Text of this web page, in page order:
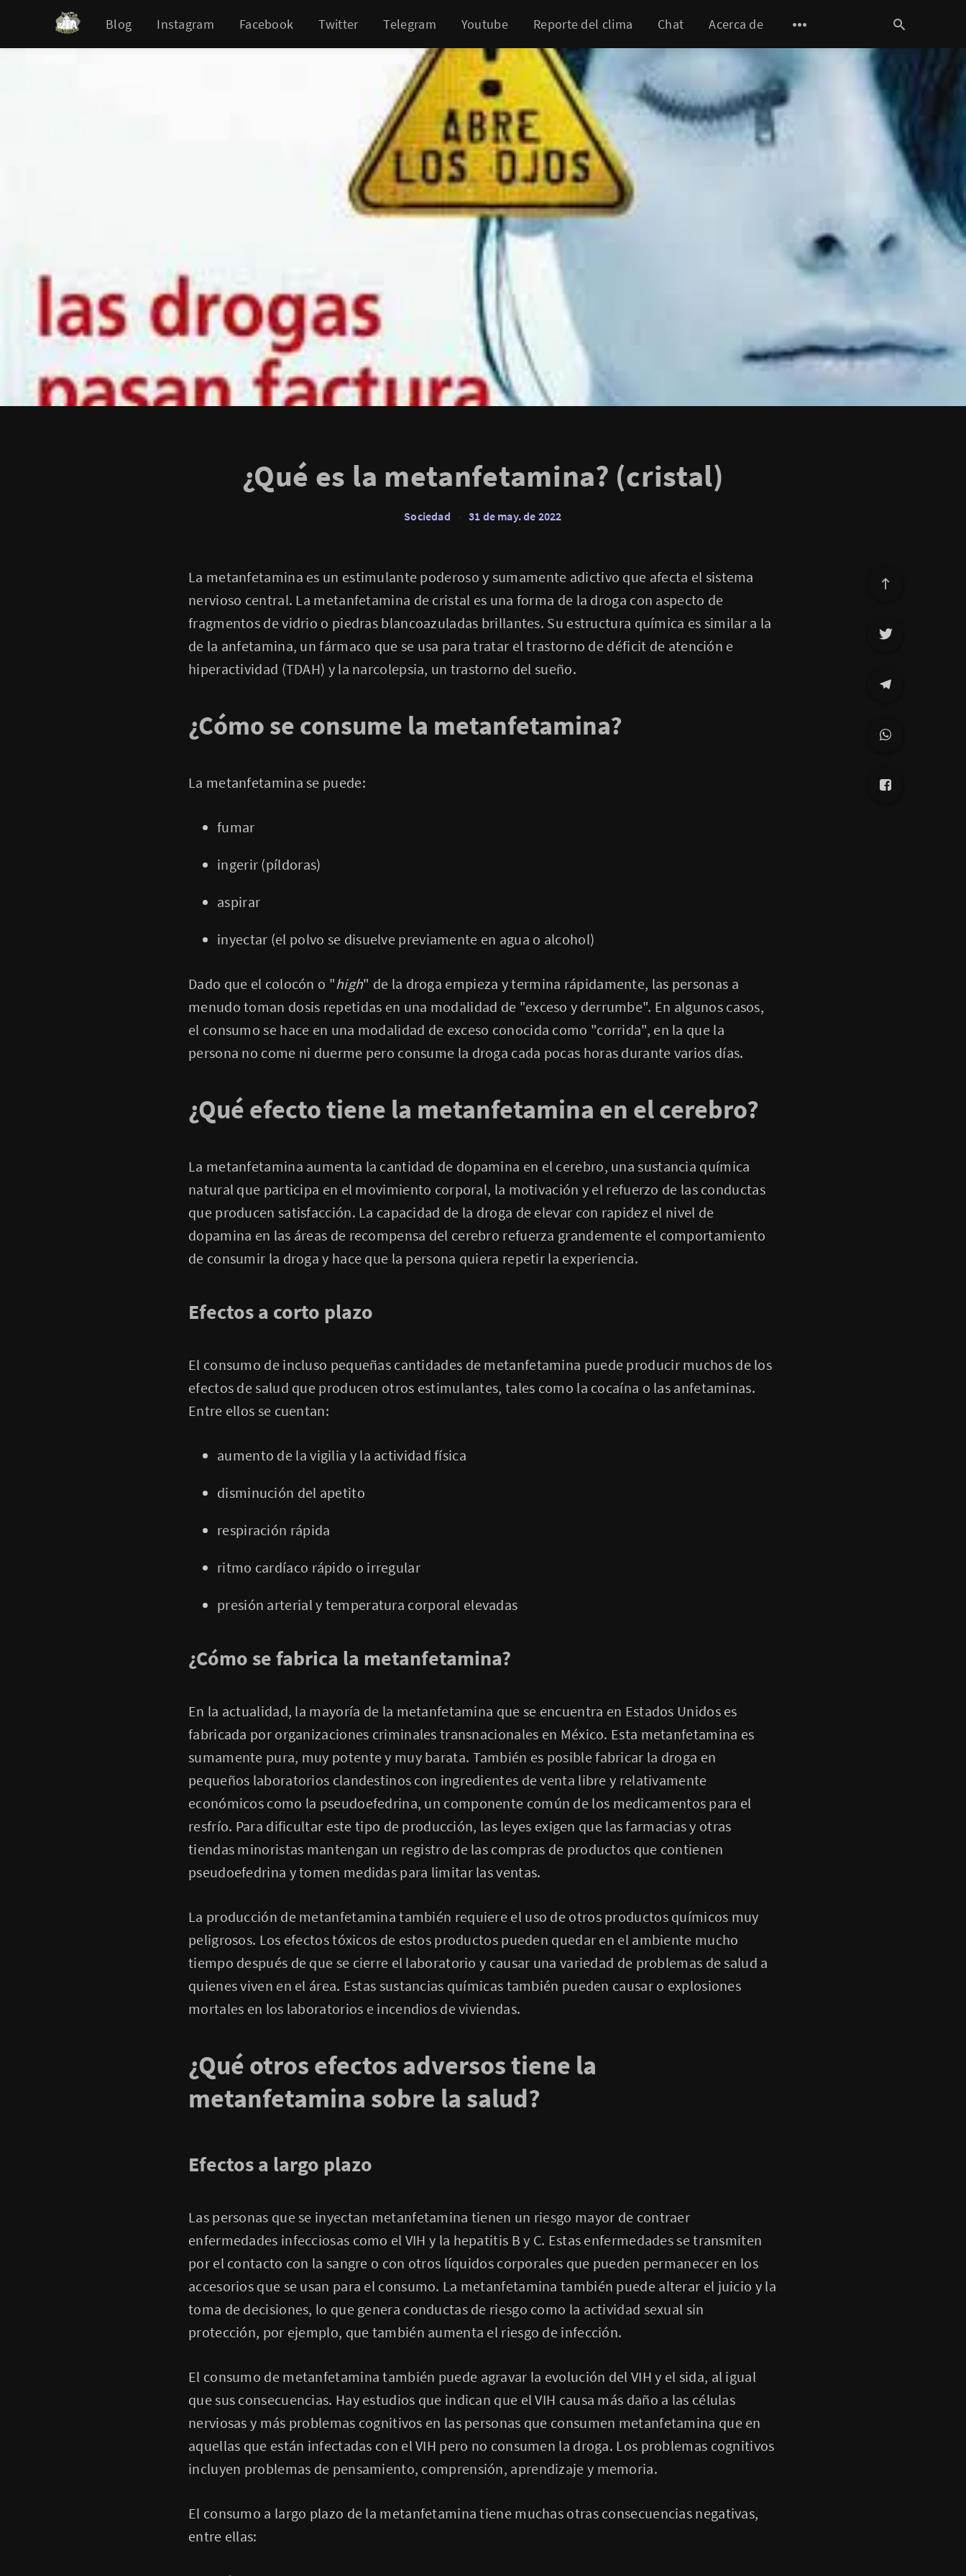
Blog Instagram Facebook Twitter Telegram Youtube Reporte del clima Chat Acerca de
¿Qué es la metanfetamina? (cristal)
Sociedad 31 de may. de 2022
La metanfetamina es un estimulante poderoso y sumamente adictivo que afecta el sistema
nervioso central. La metanfetamina de cristal es una forma de la droga con aspecto de
fragmentos de vidrio o piedras blancoazuladas brillantes. Su estructura química es similar a la
de la anfetamina, un fármaco que se usa para tratar el trastorno de déficit de atención e
hiperactividad (TDAH) y la narcolepsia, un trastorno del sueño.
¿Cómo se consume la metanfetamina?
La metanfetamina se puede:
fumar
ingerir (píldoras)
aspirar
inyectar (el polvo se disuelve previamente en agua o alcohol)
Dado que el colocón o "high" de la droga empieza y termina rápidamente, las personas a
menudo toman dosis repetidas en una modalidad de "exceso y derrumbe". En algunos casos,
el consumo se hace en una modalidad de exceso conocida como "corrida", en la que la
persona no come ni duerme pero consume la droga cada pocas horas durante varios días.
¿Qué efecto tiene la metanfetamina en el cerebro?
La metanfetamina aumenta la cantidad de dopamina en el cerebro, una sustancia química
natural que participa en el movimiento corporal, la motivación y el refuerzo de las conductas
que producen satisfacción. La capacidad de la droga de elevar con rapidez el nivel de
dopamina en las áreas de recompensa del cerebro refuerza grandemente el comportamiento
de consumir la droga y hace que la persona quiera repetir la experiencia.
Efectos a corto plazo
El consumo de incluso pequeñas cantidades de metanfetamina puede producir muchos de los
efectos de salud que producen otros estimulantes, tales como la cocaína o las anfetaminas.
Entre ellos se cuentan:
aumento de la vigilia y la actividad física
disminución del apetito
respiración rápida
ritmo cardíaco rápido o irregular
presión arterial y temperatura corporal elevadas
¿Cómo se fabrica la metanfetamina?
En la actualidad, la mayoría de la metanfetamina que se encuentra en Estados Unidos es
fabricada por organizaciones criminales transnacionales en México. Esta metanfetamina es
sumamente pura, muy potente y muy barata. También es posible fabricar la droga en
pequeños laboratorios clandestinos con ingredientes de venta libre y relativamente
económicos como la pseudoefedrina, un componente común de los medicamentos para el
resfrío. Para dificultar este tipo de producción, las leyes exigen que las farmacias y otras
tiendas minoristas mantengan un registro de las compras de productos que contienen
pseudoefedrina y tomen medidas para limitar las ventas.
La producción de metanfetamina también requiere el uso de otros productos químicos muy
peligrosos. Los efectos tóxicos de estos productos pueden quedar en el ambiente mucho
tiempo después de que se cierre el laboratorio y causar una variedad de problemas de salud a
quienes viven en el área. Estas sustancias químicas también pueden causar o explosiones
mortales en los laboratorios e incendios de viviendas.
¿Qué otros efectos adversos tiene la
metanfetamina sobre la salud?
Efectos a largo plazo
Las personas que se inyectan metanfetamina tienen un riesgo mayor de contraer
enfermedades infecciosas como el VIH y la hepatitis B y C. Estas enfermedades se transmiten
por el contacto con la sangre o con otros líquidos corporales que pueden permanecer en los
accesorios que se usan para el consumo. La metanfetamina también puede alterar el juicio y la
toma de decisiones, lo que genera conductas de riesgo como la actividad sexual sin
protección, por ejemplo, que también aumenta el riesgo de infección.
El consumo de metanfetamina también puede agravar la evolución del VIH y el sida, al igual
que sus consecuencias. Hay estudios que indican que el VIH causa más daño a las células
nerviosas y más problemas cognitivos en las personas que consumen metanfetamina que en
aquellas que están infectadas con el VIH pero no consumen la droga. Los problemas cognitivos
incluyen problemas de pensamiento, comprensión, aprendizaje y memoria.
El consumo a largo plazo de la metanfetamina tiene muchas otras consecuencias negativas,
entre ellas: